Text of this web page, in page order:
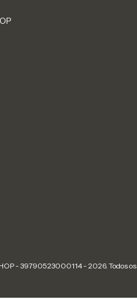
- 39790523000114 - 2026. Todos